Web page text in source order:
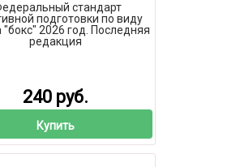
стандарт
подготовки по виду
"бокс" 2026 год. Последняя
редакция
240 руб.
Купить